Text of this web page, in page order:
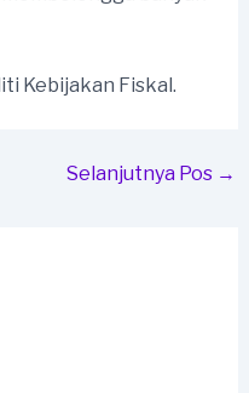
Kebijakan Fiskal.
Selanjutnya Pos →